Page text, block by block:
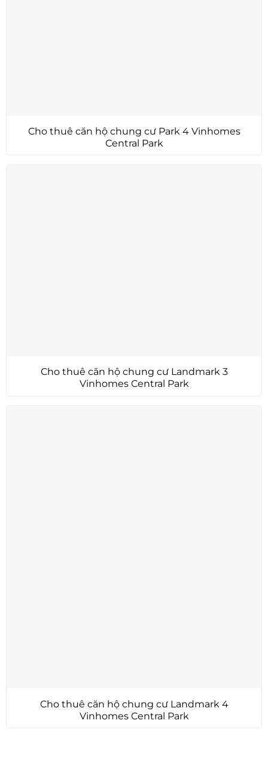
Cho thuê căn hộ chung cư Park 4 Vinhomes
Central Park
Cho thuê căn hộ chung cư Landmark 3
Vinhomes Central Park
Cho thuê căn hộ chung cư Landmark 4
Vinhomes Central Park